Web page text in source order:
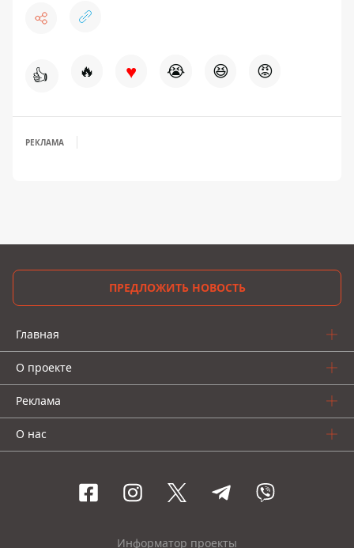
👍 🔥 ♥ 😭 😆 😡
РЕКЛАМА
ПРЕДЛОЖИТЬ НОВОСТЬ
Главная
О проекте
Реклама
О нас
Информатор проекты